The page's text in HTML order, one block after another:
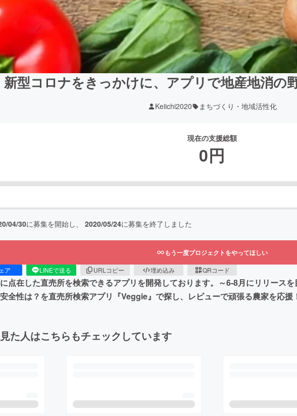
新型コロナをきっかけに、アプリで地産地消の
Keiichi2020 まちづくり・地域活性化
現在の支援総額
0円
04/30に募集を開始し、 2020/05/24に募集を終了しました
もう一度プロジェクトをやってほしい
ア LINEで送る URLコピー 埋め込み QRコード
点在した直売所を検索できるアプリを開発しております。～6-8月にリリース
全性は？を直売所検索アプリ『Veggie』で探し、レビューで頑張る農家を応援
た人はこちらもチェックしています